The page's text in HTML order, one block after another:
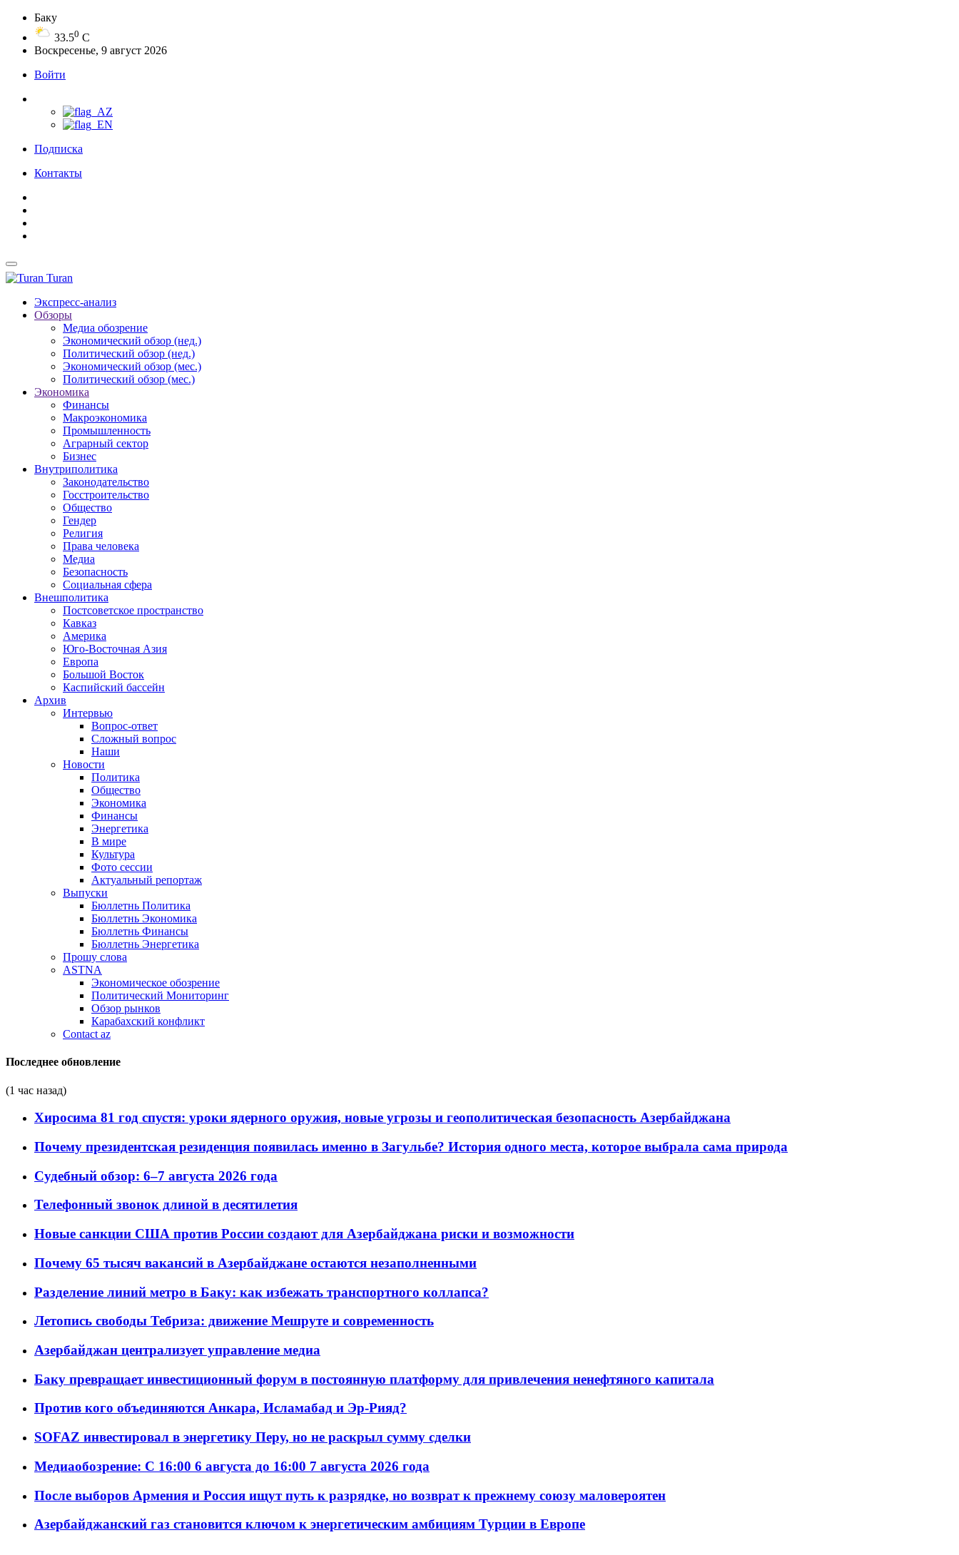
Баку
33.50 C
Воскресенье, 9 август 2026
Войти
Подписка
Контакты
Turan
Экспресс-анализ
Обзоры
Медиа обозрение
Экономический обзор (нед.)
Политический обзор (нед.)
Экономический обзор (мес.)
Политический обзор (мес.)
Экономика
Финансы
Макроэкономика
Промышленность
Аграрный сектор
Бизнес
Внутриполитика
Законодательство
Госстроительство
Общество
Гендер
Религия
Права человека
Медиа
Безопасность
Социальная сфера
Внешполитика
Постсоветское пространство
Кавказ
Америка
Юго-Восточная Азия
Европа
Большой Восток
Каспийский бассейн
Архив
Интервью
Вопрос-ответ
Сложный вопрос
Наши
Новости
Политика
Общество
Экономика
Финансы
Энергетика
В мире
Культура
Фото сессии
Актуальный репортаж
Выпуски
Бюллетнь Политика
Бюллетнь Экономика
Бюллетнь Финансы
Бюллетнь Энергетика
Прошу слова
ASTNA
Экономическое обозрение
Политический Мониторинг
Обзор рынков
Карабахский конфликт
Contact az
Последнее обновление
(1 час назад)
Хиросима 81 год спустя: уроки ядерного оружия, новые угрозы и геополитическая безопасность Азербайджана
Почему президентская резиденция появилась именно в Загульбе? История одного места, которое выбрала сама природа
Судебный обзор: 6–7 августа 2026 года
Телефонный звонок длиной в десятилетия
Новые санкции США против России создают для Азербайджана риски и возможности
Почему 65 тысяч вакансий в Азербайджане остаются незаполненными
Разделение линий метро в Баку: как избежать транспортного коллапса?
Летопись свободы Тебриза: движение Мешруте и современность
Азербайджан централизует управление медиа
Баку превращает инвестиционный форум в постоянную платформу для привлечения ненефтяного капитала
Против кого объединяются Анкара, Исламабад и Эр-Рияд?
SOFAZ инвестировал в энергетику Перу, но не раскрыл сумму сделки
Медиаобозрение: С 16:00 6 августа до 16:00 7 августа 2026 года
После выборов Армения и Россия ищут путь к разрядке, но возврат к прежнему союзу маловероятен
Азербайджанский газ становится ключом к энергетическим амбициям Турции в Европе